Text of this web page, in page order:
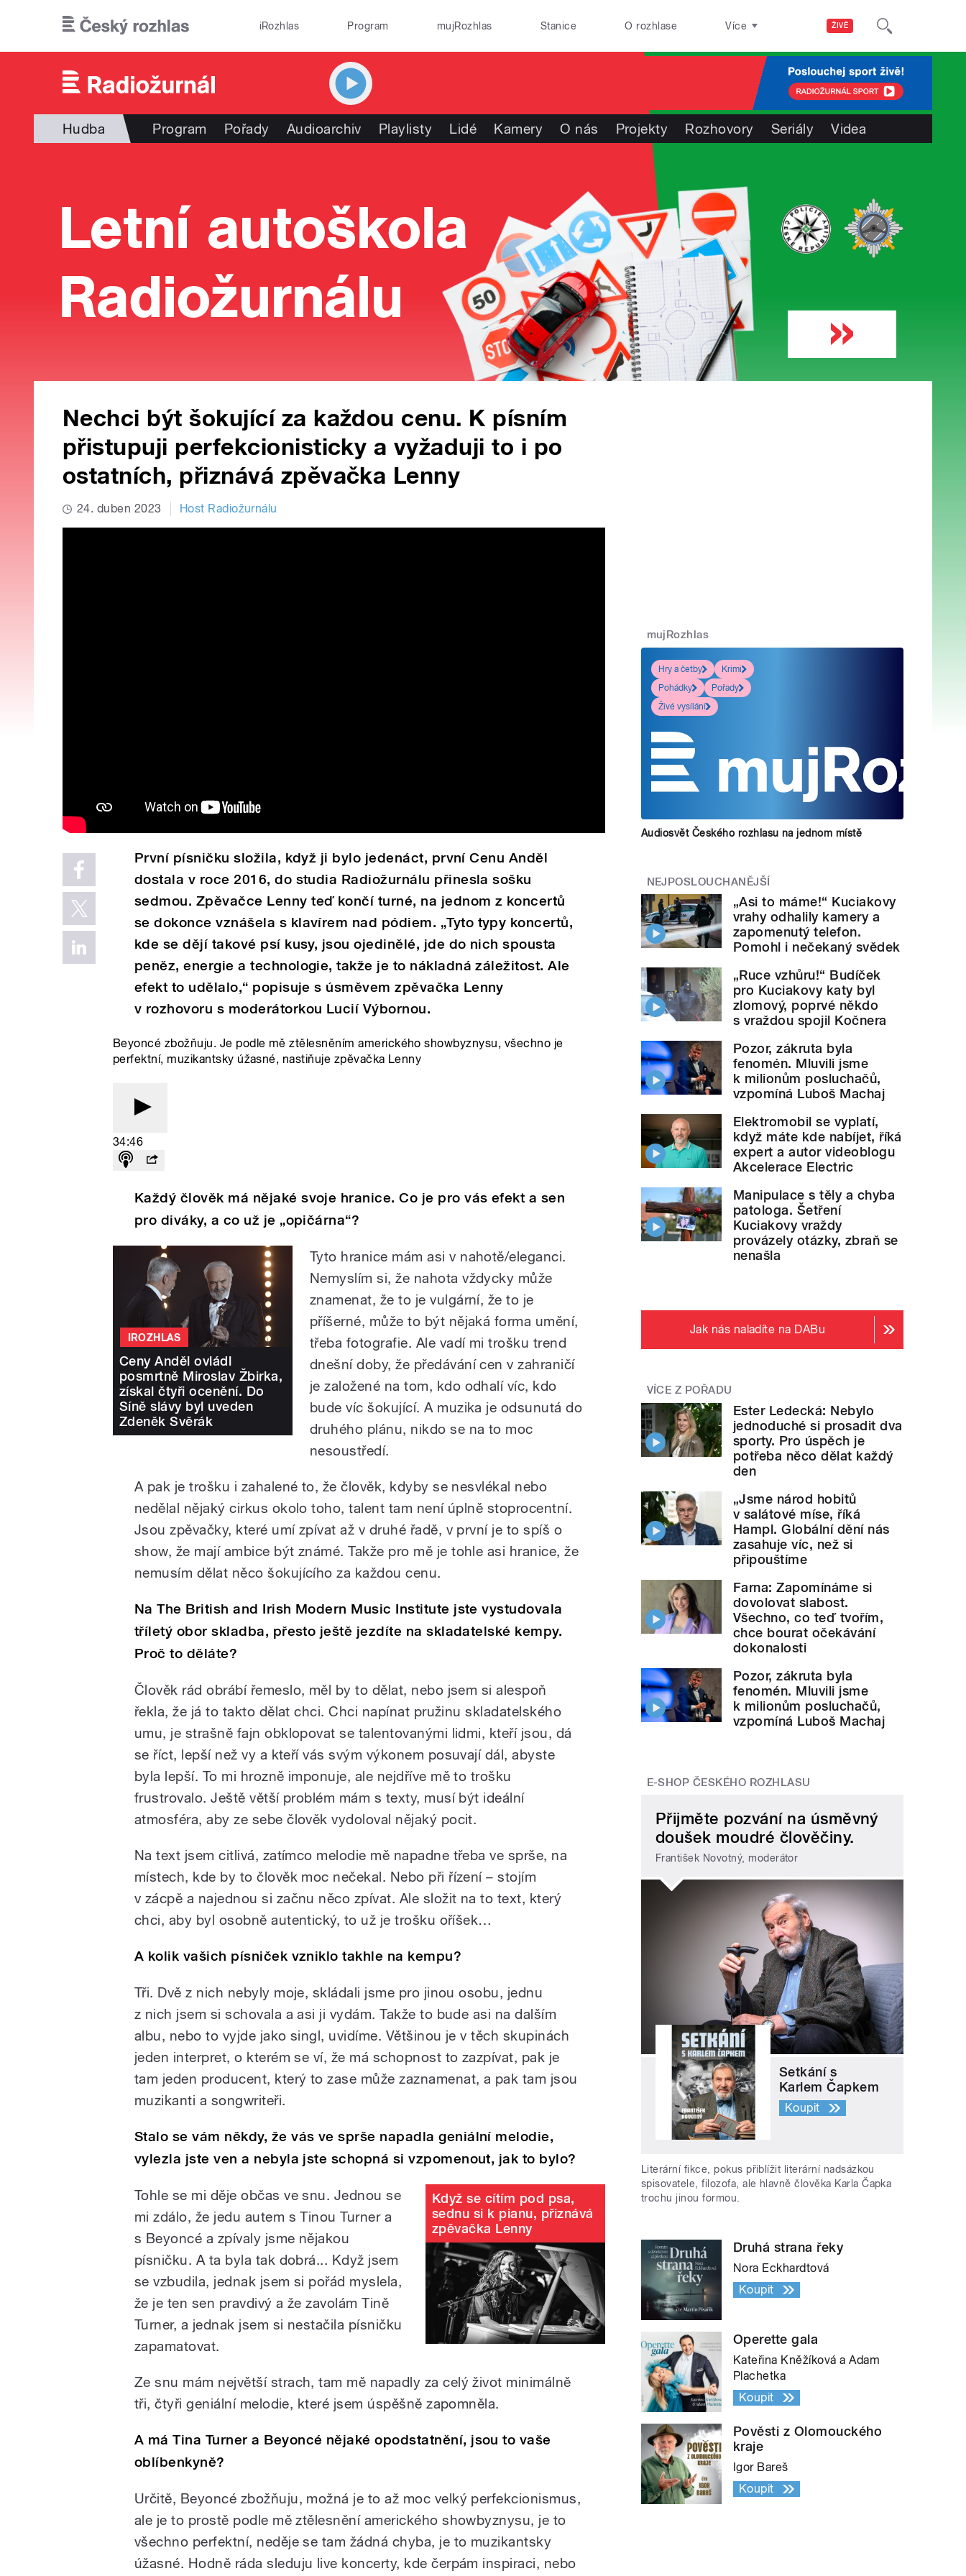
ŽIVĚ
iRozhlas Program mujRozhlas Stanice O rozhlase Více
Hudba Program Pořady Audioarchiv Playlisty Lidé Kamery O nás Projekty Rozhovory Seriály Videa
Nechci být šokující za každou cenu. K písním
přistupuji perfekcionisticky a vyžaduji to i po
ostatních, přiznává zpěvačka Lenny
24. duben 2023 Host Radiožurnálu
První písničku složila, když ji bylo jedenáct, první Cenu Anděl
dostala v roce 2016, do studia Radiožurnálu přinesla sošku
sedmou. Zpěvačce Lenny teď končí turné, na jednom z koncertů
se dokonce vznášela s klavírem nad pódiem. „Tyto typy koncertů,
kde se dějí takové psí kusy, jsou ojedinělé, jde do nich spousta
peněz, energie a technologie, takže je to nákladná záležitost. Ale
efekt to udělalo,“ popisuje s úsměvem zpěvačka Lenny
v rozhovoru s moderátorkou Lucií Výbornou.
Beyoncé zbožňuju. Je podle mě ztělesněním amerického showbyznysu, všechno je
perfektní, muzikantsky úžasné, nastiňuje zpěvačka Lenny
34:46
Každý člověk má nějaké svoje hranice. Co je pro vás efekt a sen
pro diváky, a co už je „opičárna“?
IROZHLAS
Ceny Anděl ovládl
posmrtně Miroslav Žbirka,
získal čtyři ocenění. Do
Síně slávy byl uveden
Zdeněk Svěrák
Tyto hranice mám asi v nahotě/eleganci.
Nemyslím si, že nahota vždycky může
znamenat, že to je vulgární, že to je
příšerné, může to být nějaká forma umění,
třeba fotografie. Ale vadí mi trošku trend
dnešní doby, že předávání cen v zahraničí
je založené na tom, kdo odhalí víc, kdo
bude víc šokující. A muzika je odsunutá do
druhého plánu, nikdo se na to moc
nesoustředí.
A pak je trošku i zahalené to, že člověk, kdyby se nesvlékal nebo
nedělal nějaký cirkus okolo toho, talent tam není úplně stoprocentní.
Jsou zpěvačky, které umí zpívat až v druhé řadě, v první je to spíš o
show, že mají ambice být známé. Takže pro mě je tohle asi hranice, že
nemusím dělat něco šokujícího za každou cenu.
Na The British and Irish Modern Music Institute jste vystudovala
tříletý obor skladba, přesto ještě jezdíte na skladatelské kempy.
Proč to děláte?
Člověk rád obrábí řemeslo, měl by to dělat, nebo jsem si alespoň
řekla, že já to takto dělat chci. Chci napínat pružinu skladatelského
umu, je strašně fajn obklopovat se talentovanými lidmi, kteří jsou, dá
se říct, lepší než vy a kteří vás svým výkonem posuvají dál, abyste
byla lepší. To mi hrozně imponuje, ale nejdříve mě to trošku
frustrovalo. Ještě větší problém mám s texty, musí být ideální
atmosféra, aby ze sebe člověk vydoloval nějaký pocit.
Na text jsem citlivá, zatímco melodie mě napadne třeba ve sprše, na
místech, kde by to člověk moc nečekal. Nebo při řízení – stojím
v zácpě a najednou si začnu něco zpívat. Ale složit na to text, který
chci, aby byl osobně autentický, to už je trošku oříšek…
A kolik vašich písniček vzniklo takhle na kempu?
Tři. Dvě z nich nebyly moje, skládali jsme pro jinou osobu, jednu
z nich jsem si schovala a asi ji vydám. Takže to bude asi na dalším
albu, nebo to vyjde jako singl, uvidíme. Většinou je v těch skupinách
jeden interpret, o kterém se ví, že má schopnost to zazpívat, pak je
tam jeden producent, který to zase může zaznamenat, a pak tam jsou
muzikanti a songwriteři.
Stalo se vám někdy, že vás ve sprše napadla geniální melodie,
vylezla jste ven a nebyla jste schopná si vzpomenout, jak to bylo?
Když se cítím pod psa,
sednu si k pianu, přiznává
zpěvačka Lenny
Tohle se mi děje občas ve snu. Jednou se
mi zdálo, že jedu autem s Tinou Turner a
s Beyoncé a zpívaly jsme nějakou
písničku. A ta byla tak dobrá... Když jsem
se vzbudila, jednak jsem si pořád myslela,
že je ten sen pravdivý a že zavolám Tině
Turner, a jednak jsem si nestačila písničku
zapamatovat.
Ze snu mám největší strach, tam mě napadly za celý život minimálně
tři, čtyři geniální melodie, které jsem úspěšně zapomněla.
A má Tina Turner a Beyoncé nějaké opodstatnění, jsou to vaše
oblíbenkyně?
Určitě, Beyoncé zbožňuju, možná je to až moc velký perfekcionismus,
ale je to prostě podle mě ztělesnění amerického showbyznysu, je to
všechno perfektní, neděje se tam žádná chyba, je to muzikantsky
úžasné. Hodně ráda sleduju live koncerty, kde čerpám inspiraci, nebo
mujRozhlas
Hry a četby
Krimi
Pohádky
Pořady
Živé vysílání
Audiosvět Českého rozhlasu na jednom místě
NEJPOSLOUCHANĚJŠÍ
„Asi to máme!“ Kuciakovy
vrahy odhalily kamery a
zapomenutý telefon.
Pomohl i nečekaný svědek
„Ruce vzhůru!“ Budíček
pro Kuciakovy katy byl
zlomový, poprvé někdo
s vraždou spojil Kočnera
Pozor, zákruta byla
fenomén. Mluvili jsme
k milionům posluchačů,
vzpomíná Luboš Machaj
Elektromobil se vyplatí,
když máte kde nabíjet, říká
expert a autor videoblogu
Akcelerace Electric
Manipulace s těly a chyba
patologa. Šetření
Kuciakovy vraždy
provázely otázky, zbraň se
nenašla
Jak nás naladíte na DABu
VÍCE Z POŘADU
Ester Ledecká: Nebylo
jednoduché si prosadit dva
sporty. Pro úspěch je
potřeba něco dělat každý
den
„Jsme národ hobitů
v salátové míse, říká
Hampl. Globální dění nás
zasahuje víc, než si
připouštíme
Farna: Zapomínáme si
dovolovat slabost.
Všechno, co teď tvořím,
chce bourat očekávání
dokonalosti
Pozor, zákruta byla
fenomén. Mluvili jsme
k milionům posluchačů,
vzpomíná Luboš Machaj
E-SHOP ČESKÉHO ROZHLASU
Přijměte pozvání na úsměvný
doušek moudré člověčiny.
František Novotný, moderátor
Setkání s
Karlem Čapkem
Koupit
Literární fikce, pokus přiblížit literární nadsázkou
spisovatele, filozofa, ale hlavně člověka Karla Čapka
trochu jinou formou.
Druhá strana řeky
Nora Eckhardtová
Koupit
Operette gala
Kateřina Kněžíková a Adam
Plachetka
Koupit
Pověsti z Olomouckého
kraje
Igor Bareš
Koupit